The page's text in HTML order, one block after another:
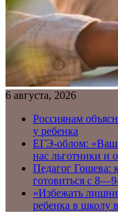
6 августа, 2026
Россиянам
у ребенка
ЕГЭ-облом:
нас льготники и
Педагог Гошева:
готовиться с
«Избежать
ребенка в школу